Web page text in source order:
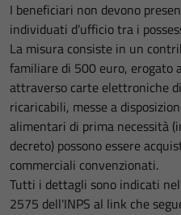
I beneficiari non devono
individuati d’ufficio tra i
La misura consiste in un
familiare di 500 euro, erogato
attraverso carte elettroniche
ricaricabili, messe a
alimentari di prima necessità
decreto) possono essere
commerciali convenzionati.
Tutti i dettagli sono indicati
2575 dell'INPS al link che